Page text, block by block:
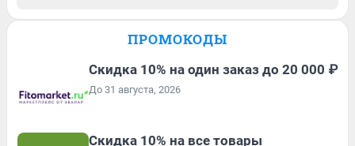
ПРОМОКОДЫ
Скидка 10% на один заказ до 20 000 ₽
До 31 августа, 2026
Скидка 10% на все товары